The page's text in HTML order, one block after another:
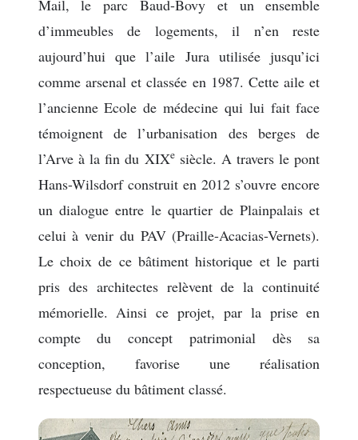
Mail, le parc Baud-Bovy et un ensemble
d’immeubles de logements, il n’en reste
aujourd’hui que l’aile Jura utilisée jusqu’ici
comme arsenal et classée en 1987. Cette aile et
l’ancienne Ecole de médecine qui lui fait face
témoignent de l’urbanisation des berges de
l’Arve à la fin du XIXesiècle. A travers le pont
Hans-Wilsdorf construit en 2012 s’ouvre encore
un dialogue entre le quartier de Plainpalais et
celui à venir du PAV (Praille-Acacias-Vernets).
Le choix de ce bâtiment historique et le parti
pris des architectes relèvent de la continuité
mémorielle. Ainsi ce projet, par la prise en
compte du concept patrimonial dès sa
conception, favorise une réalisation
respectueuse du bâtiment classé.